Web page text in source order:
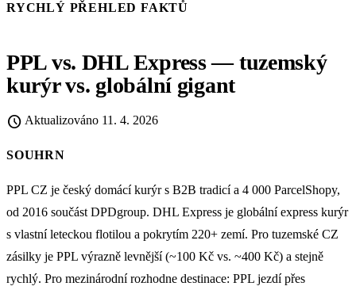
RYCHLÝ PŘEHLED FAKTŮ
PPL vs. DHL Express — tuzemský
kurýr vs. globální gigant
schedule Aktualizováno 11. 4. 2026
SOUHRN
PPL CZ je český domácí kurýr s B2B tradicí a 4 000 ParcelShopy,
od 2016 součást DPDgroup. DHL Express je globální express kurýr
s vlastní leteckou flotilou a pokrytím 220+ zemí. Pro tuzemské CZ
zásilky je PPL výrazně levnější (~100 Kč vs. ~400 Kč) a stejně
rychlý. Pro mezinárodní rozhodne destinace: PPL jezdí přes